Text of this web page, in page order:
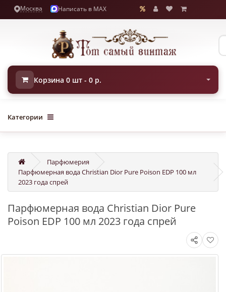
Москва Написать в MAX
Корзина 0 шт - 0 р.
Категории
Парфюмерия
Парфюмерная вода Christian Dior Pure Poison EDP 100 мл
2023 года спрей
Парфюмерная вода Christian Dior Pure
Poison EDP 100 мл 2023 года спрей